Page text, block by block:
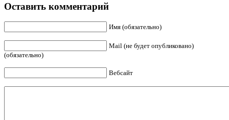
Оставить комментарий
Имя (обязательно)
Mail (не будет опубликовано)
(обязательно)
Вебсайт